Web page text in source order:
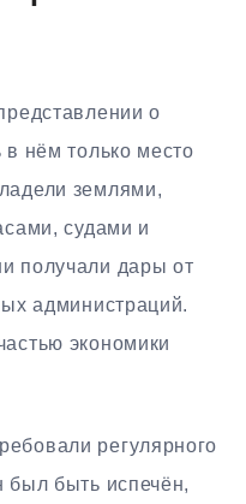
о
нём только место
землями,
судами и
получали дары от
администраций.
экономики
регулярного
был быть испечён,